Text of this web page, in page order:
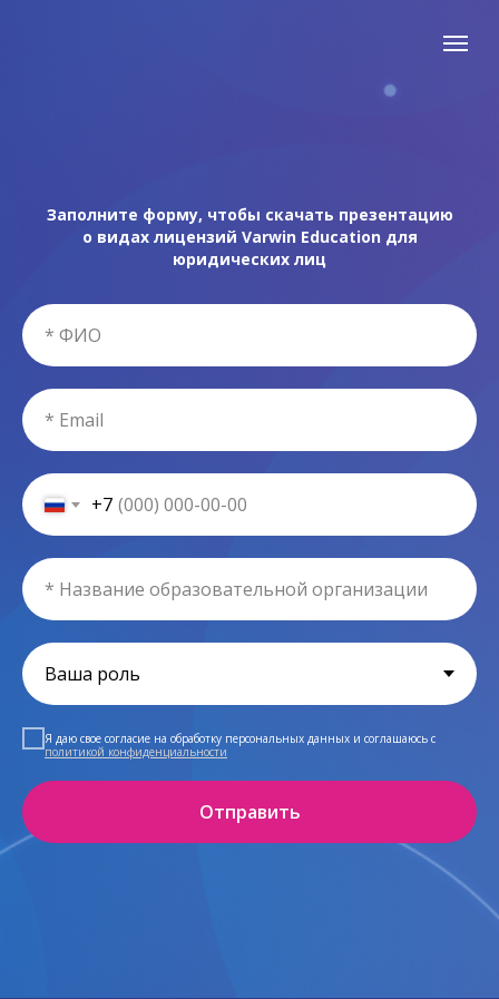
Заполните форму, чтобы скачать презентацию
о видах лицензий Varwin Education для
юридических лиц
+7
Я даю свое согласие на обработку персональных данных и соглашаюсь c
политикой конфиденциальности
Отправить